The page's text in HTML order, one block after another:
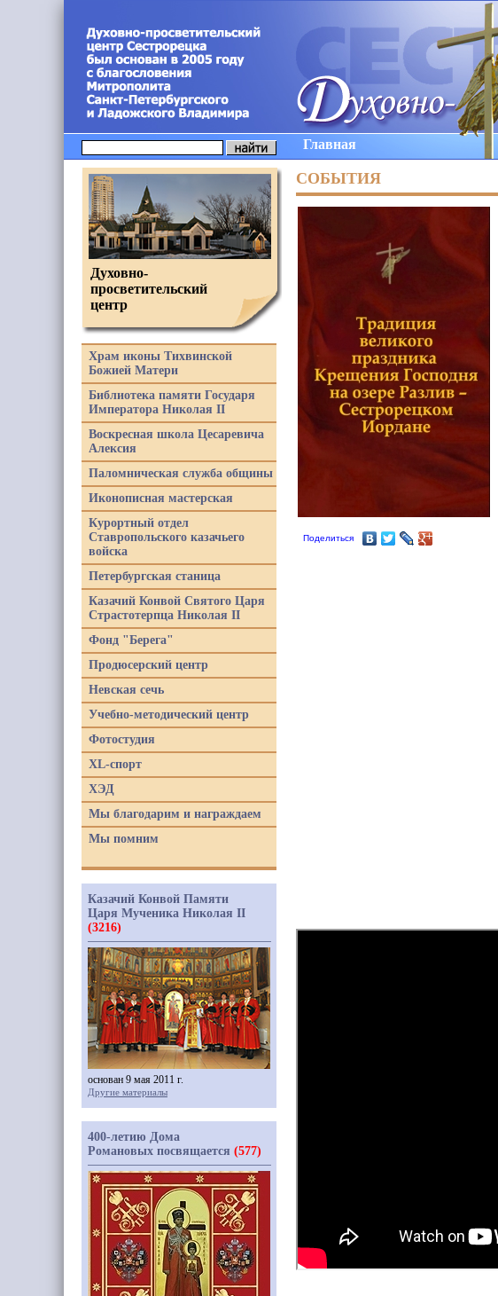
Главная
СОБЫТИЯ
Поделиться
Духовно-
просветительский
центр
Храм иконы Тихвинской
Божией Матери
Библиотека памяти Государя
Императора Николая II
Воскресная школа Цесаревича
Алексия
Паломническая служба общины
Иконописная мастерская
Курортный отдел
Ставропольского казачьего
войска
Петербургская станица
Казачий Конвой Святого Царя
Страстотерпца Николая II
Фонд "Берега"
Продюсерский центр
Невская сечь
Учебно-методический центр
Фотостудия
XL-спорт
ХЭД
Мы благодарим и награждаем
Мы помним
Казачий Конвой Памяти
Царя Мученика Николая II
(3216)
основан 9 мая 2011 г.
Другие материалы
400-летию Дома
Романовых посвящается (577)